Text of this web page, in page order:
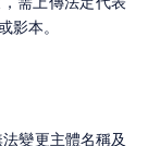
影本。
變更主體名稱及